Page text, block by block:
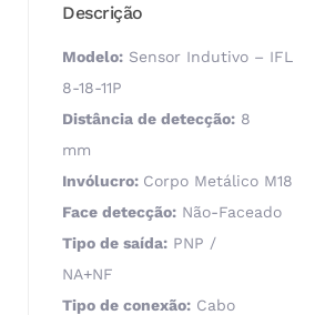
Descrição
Modelo: Sensor Indutivo – IFL
8-18-11P
Distância de detecção: 8
mm
Invólucro: Corpo Metálico M18
Face detecção: Não-Faceado
Tipo de saída: PNP /
NA+NF
Tipo de conexão: Cabo